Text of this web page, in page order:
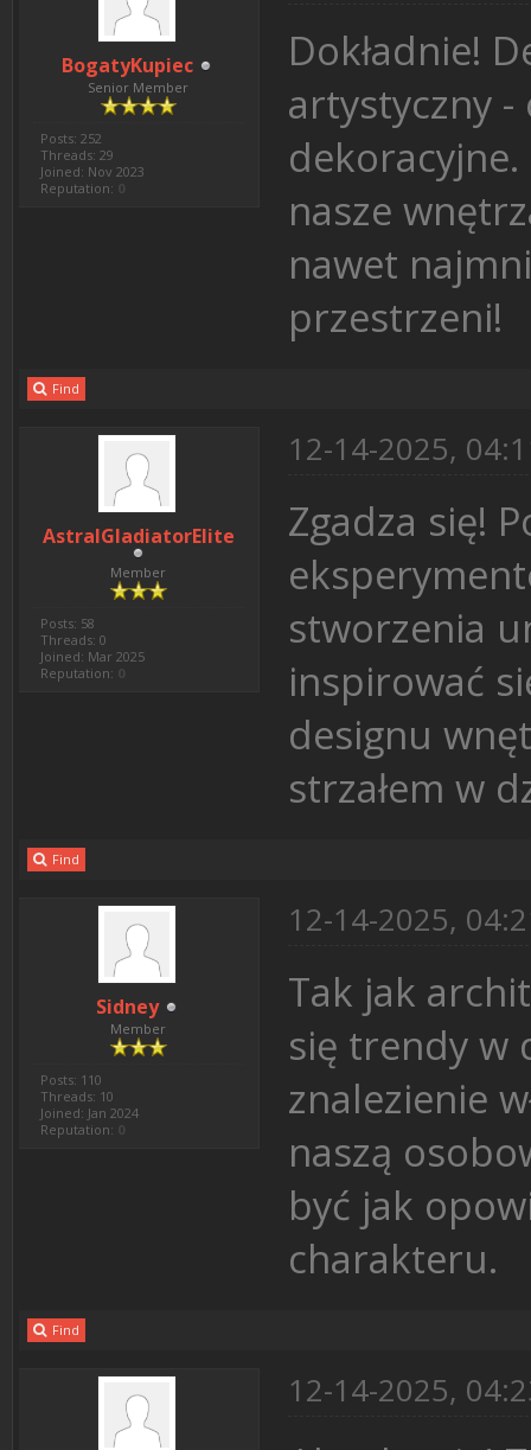
BogatyKupiec
Senior Member
Posts: 252
Threads: 29
Joined: Nov 2023
Reputation: 0
Dokładnie!
artystyczny
nasze
nawet
przestrzeni!
Find
AstralGladiatorElite
Member
Posts: 58
Threads: 0
Joined: Mar 2025
Reputation: 0
12-14-2025,
Zgadza się!
stworzenia
inspirować
designu
strzałem w
Find
Sidney
Member
Posts: 110
Threads: 10
Joined: Jan 2024
Reputation: 0
12-14-2025,
Tak jak
się trendy w
znalezienie
naszą
być jak
charakteru.
Find
12-14-2025,